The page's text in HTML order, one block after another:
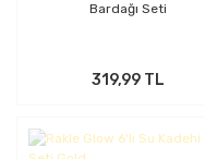
Bardağı Seti
319,99 TL